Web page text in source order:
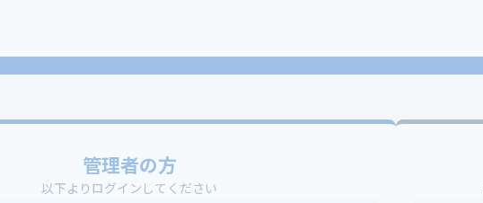
管理者の方
以下よりログインしてください